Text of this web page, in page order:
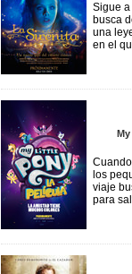
Sigue
busca
una
en el
los
viaje
para